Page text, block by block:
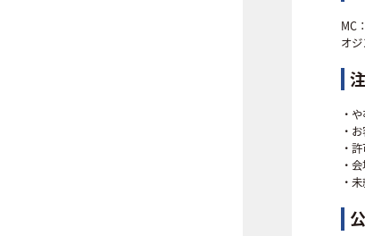
MC
オ
・
・
・
・
・